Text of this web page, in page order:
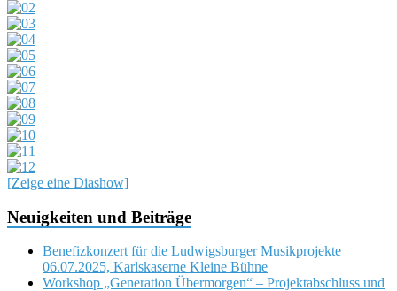
[Zeige eine Diashow]
Neuigkeiten und Beiträge
Benefizkonzert für die Ludwigsburger Musikprojekte
06.07.2025, Karlskaserne Kleine Bühne
Workshop „Generation Übermorgen“ – Projektabschluss und